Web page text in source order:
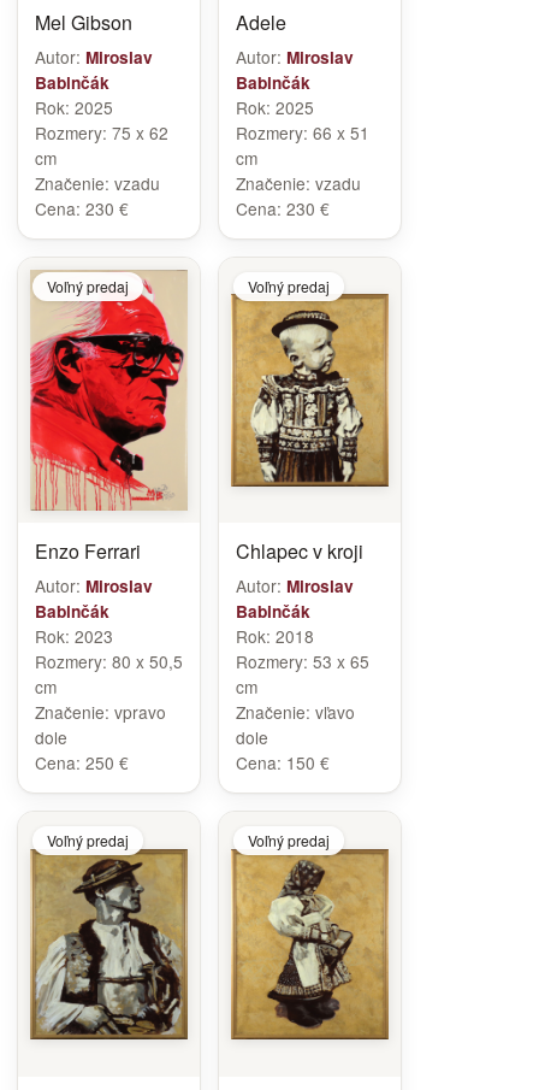
Mel Gibson
Autor: Miroslav
Babinčák
Rok: 2025
Rozmery: 75 x 62
cm
Značenie: vzadu
Cena: 230 €
Adele
Autor: Miroslav
Babinčák
Rok: 2025
Rozmery: 66 x 51
cm
Značenie: vzadu
Cena: 230 €
Voľný predaj
Enzo Ferrari
Autor: Miroslav
Babinčák
Rok: 2023
Rozmery: 80 x 50,5
cm
Značenie: vpravo
dole
Cena: 250 €
Voľný predaj
Chlapec v kroji
Autor: Miroslav
Babinčák
Rok: 2018
Rozmery: 53 x 65
cm
Značenie: vľavo
dole
Cena: 150 €
Voľný predaj Voľný predaj